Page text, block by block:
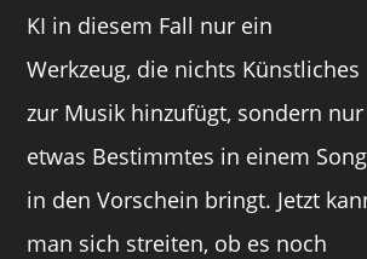
KI in diesem Fall nur ein
Werkzeug, die nichts Künstliches
zur Musik hinzufügt, sondern nur
etwas Bestimmtes in einem Song
in den Vorschein bringt. Jetzt
man sich streiten, ob es noch